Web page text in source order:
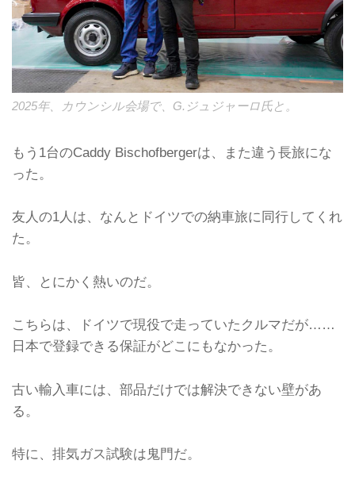
2025年、カウンシル会場で、G.ジュジャーロ氏と。
もう1台のCaddy Bischofbergerは、また違う長旅にな
った。
友人の1人は、なんとドイツでの納車旅に同行してくれ
た。
皆、とにかく熱いのだ。
こちらは、ドイツで現役で走っていたクルマだが……
日本で登録できる保証がどこにもなかった。
古い輸入車には、部品だけでは解決できない壁があ
る。
特に、排気ガス試験は鬼門だ。